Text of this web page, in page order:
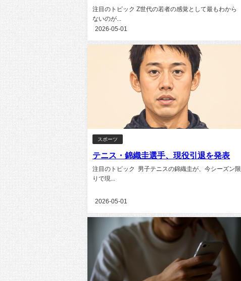
注目のトピック Z世代の若者の感覚として最もわから
ないのが...
2026-05-01
スポーツ
テニス・錦織圭選手、現役引退を発表
注目のトピック 男子テニスの錦織圭が、今シーズン限
りで現...
2026-05-01